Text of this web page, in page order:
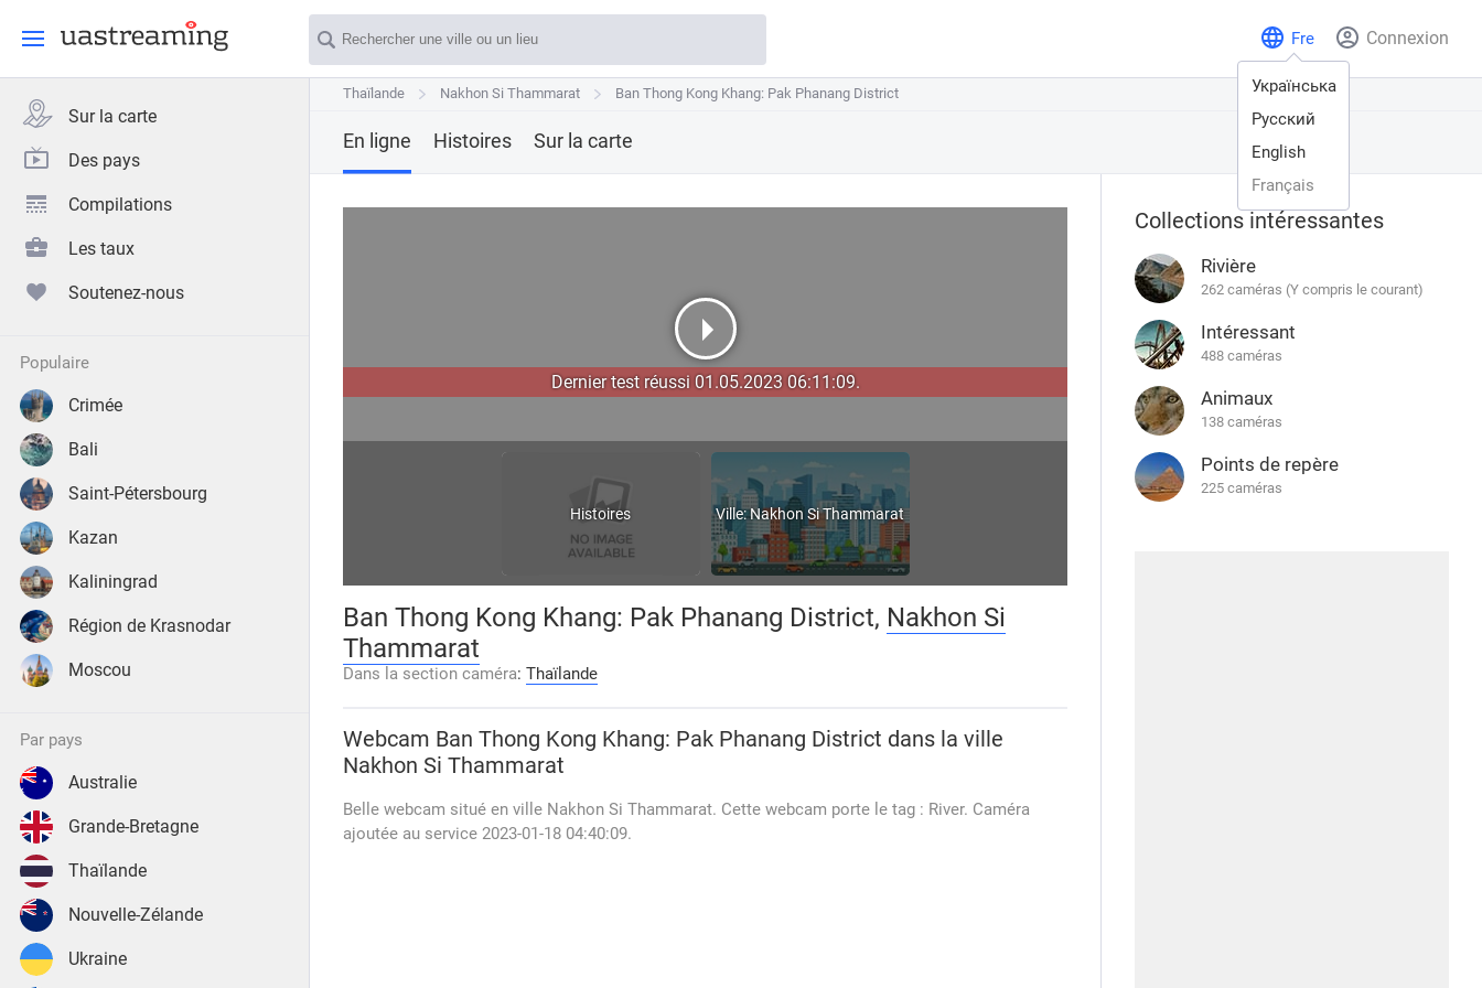
Connexion
Fre
Українська
Русский
English
Français
Sur la carte
Des pays
Compilations
Les taux
Soutenez-nous
populaire
Crimée
Bali
Saint-Pétersbourg
Kazan
Kaliningrad
Région de Krasnodar
Moscou
par pays
Australie
Grande-Bretagne
Thaïlande
Nouvelle-Zélande
Ukraine
Thaïlande Nakhon Si Thammarat Ban Thong Kong Khang: Pak Phanang District
Thaïlande Nakhon Si Thammarat Ban Thong Kong Khang: Pak Phanang District
En ligne Histoires Sur la carte
Dernier test réussi 01.05.2023 06:11:09.
Histoires Ville: Nakhon Si Thammarat
Ban Thong Kong Khang: Pak Phanang District, Nakhon Si
Thammarat
Dans la section caméra: Thaïlande
Webcam Ban Thong Kong Khang: Pak Phanang District dans la ville
Nakhon Si Thammarat
Belle webcam situé en ville Nakhon Si Thammarat. Cette webcam porte le tag : River. Caméra
ajoutée au service 2023-01-18 04:40:09.
Collections intéressantes
Rivière
262 caméras (Y compris le courant)
Intéressant
488 caméras
Animaux
138 caméras
Points de repère
225 caméras